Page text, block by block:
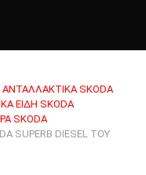
ΑΝΤΑΛΛΑΚΤΙΚΆ SKODA
ΕΊΔΗ SKODA
SKODA
SUPERB DIESEL ΤΟΥ